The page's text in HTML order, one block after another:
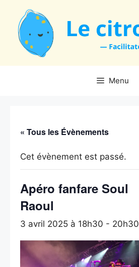
contenu
Menu
« Tous les Évènements
Cet évènement est passé.
Apéro fanfare Soul
Raoul
3 avril 2025 à 18h30 - 20h30